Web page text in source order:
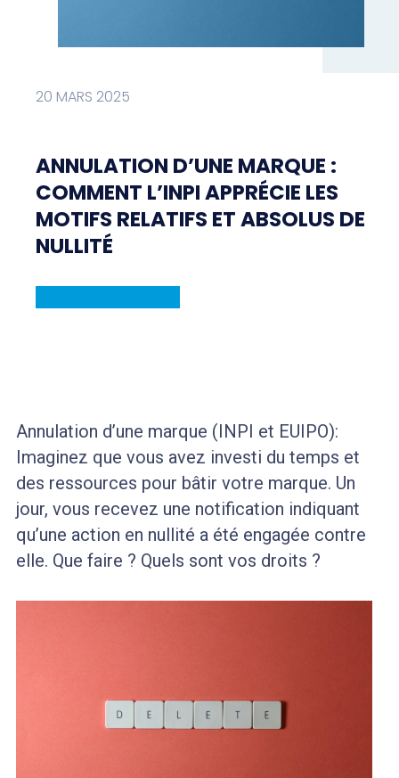
ANNULATION D’UNE MARQUE :
COMMENT L’INPI APPRÉCIE LES
MOTIFS RELATIFS ET ABSOLUS DE
NULLITÉ
20 MARS 2025
Annulation d’une marque (INPI et EUIPO):
Imaginez que vous avez investi du temps et
des ressources pour bâtir votre marque. Un
jour, vous recevez une notification indiquant
qu’une action en nullité a été engagée contre
elle. Que faire ? Quels sont vos droits ?